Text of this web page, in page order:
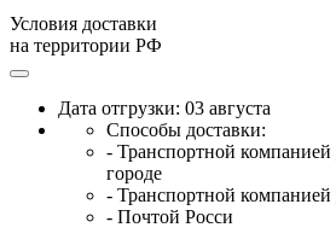
Условия доставки
на территории РФ
Дата отгрузки: 03 августа
Способы доставки:
- Транспортной
городе
- Транспортной компанией
- Почтой Росси